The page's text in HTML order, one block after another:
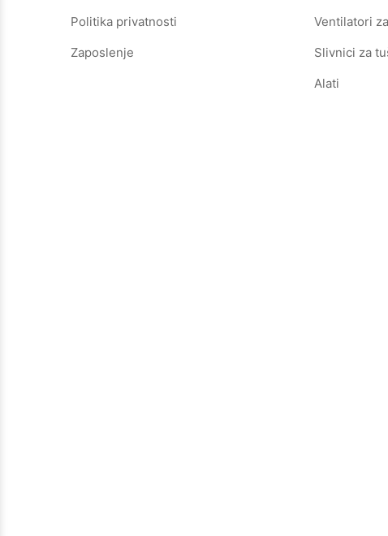
Politika privatnosti
Zaposlenje
Ventilatori
Slivnici za
Alati